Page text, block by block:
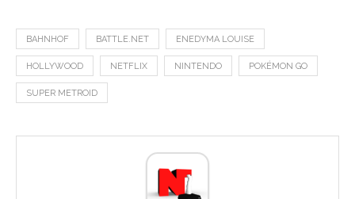
BAHNHOF BATTLE.NET ENEDYMA LOUISE
HOLLYWOOD NETFLIX NINTENDO POKÉMON GO
SUPER METROID